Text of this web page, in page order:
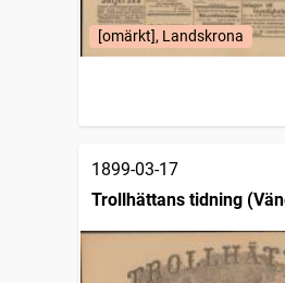
[omärkt], Landskrona
1899-03-17
Trollhättans tidning